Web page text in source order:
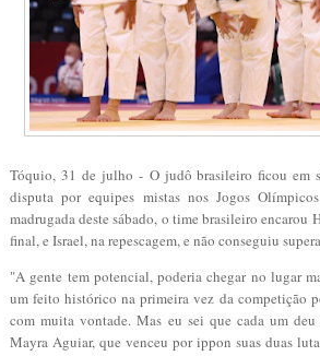
Tóquio, 31 de julho - O judô brasileiro ficou em
disputa por equipes mistas nos Jogos
madrugada deste sábado, o time brasileiro encarou
final, e Israel, na repescagem, e não conseguiu
"A gente tem potencial, poderia chegar no lugar
um feito histórico na primeira vez da competição
com muita vontade. Mas eu sei que cada um
Mayra Aguiar, que venceu por ippon suas duas